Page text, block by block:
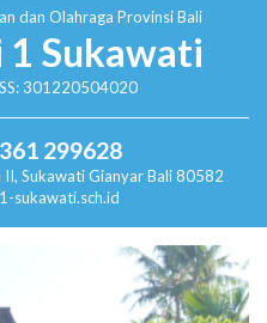
dan Olahraga Provinsi Bali
1 Sukawati
301220504020
299628
II, SukawatiGianyar Bali 80582
sukawati.sch.id